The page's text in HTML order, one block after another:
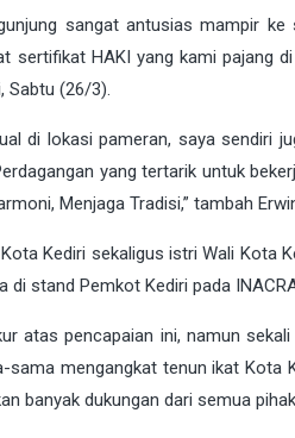
sangat antusias mampir
sertifikat HAKI yang kami pajang
Sabtu (26/3).
di lokasi pameran, saya sendiri
yang tertarik untuk
Menjaga Tradisi,” tambah
Kediri sekaligus istri Wali Kota
di stand Pemkot Kediri pada
atas pencapaian ini, namun
sama mengangkat tenun ikat Kota
banyak dukungan dari semua